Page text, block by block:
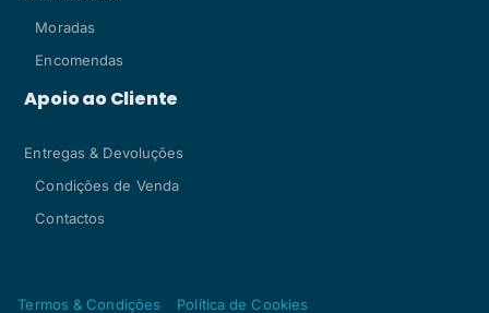
Moradas
Encomendas
Apoio ao Cliente
Entregas & Devoluções
Condições de Venda
Contactos
Termos & Condições Política de Cookies